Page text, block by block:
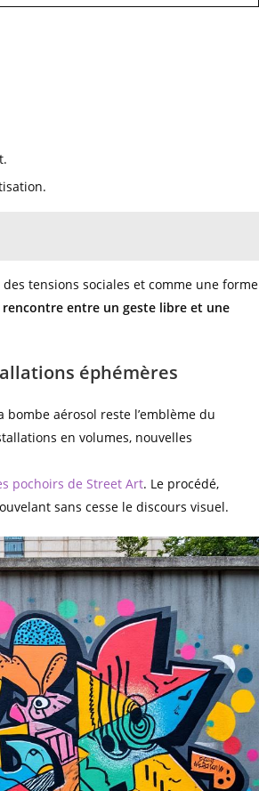
tensions sociales et comme une forme
entre un geste libre et une
éphémères
bombe aérosol reste l’emblème du
en volumes, nouvelles
pochoirs de Street Art. Le procédé,
sans cesse le discours visuel.